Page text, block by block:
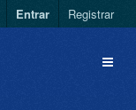
Entrar Registrar